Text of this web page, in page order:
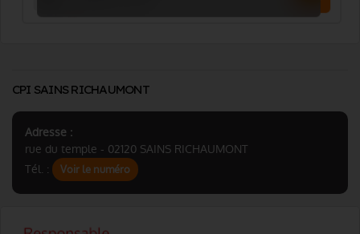
CPI SAINS RICHAUMONT
Adresse :
rue du temple - 02120 SAINS RICHAUMONT
Tél. :
Voir le numéro